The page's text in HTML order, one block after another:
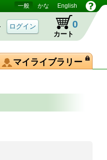
一般 かな English
カート
0
マイライブラリー